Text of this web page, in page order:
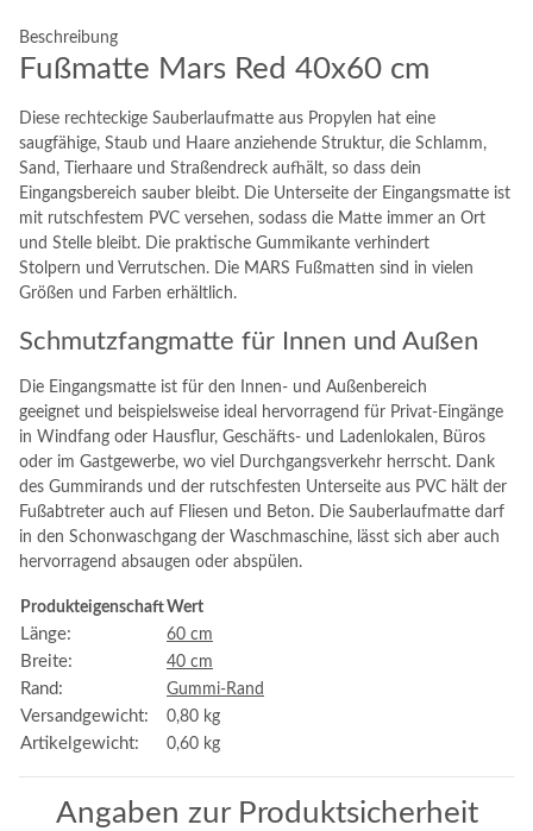
Beschreibung
Fußmatte Mars Red 40x60 cm
Diese rechteckige Sauberlaufmatte aus Propylen hat eine
saugfähige, Staub und Haare anziehende Struktur, die Schlamm,
Sand, Tierhaare und Straßendreck aufhält, so dass dein
Eingangsbereich sauber bleibt. Die Unterseite der Eingangsmatte ist
mit rutschfestem PVC versehen, sodass die Matte immer an Ort
und Stelle bleibt. Die praktische Gummikante verhindert
Stolpern und Verrutschen. Die MARS Fußmatten sind in vielen
Größen und Farben erhältlich.
Schmutzfangmatte für Innen und Außen
Die Eingangsmatte ist für den Innen- und Außenbereich
geeignet und beispielsweise ideal hervorragend für Privat-Eingänge
in Windfang oder Hausflur, Geschäfts- und Ladenlokalen, Büros
oder im Gastgewerbe, wo viel Durchgangsverkehr herrscht. Dank
des Gummirands und der rutschfesten Unterseite aus PVC hält der
Fußabtreter auch auf Fliesen und Beton. Die Sauberlaufmatte darf
in den Schonwaschgang der Waschmaschine, lässt sich aber auch
hervorragend absaugen oder abspülen.
ProdukteigenschaftWert
Länge: 60 cm
Breite: 40 cm
Rand: Gummi-Rand
Versandgewicht: 0,80 kg
Artikelgewicht: 0,60 kg
Angaben zur Produktsicherheit